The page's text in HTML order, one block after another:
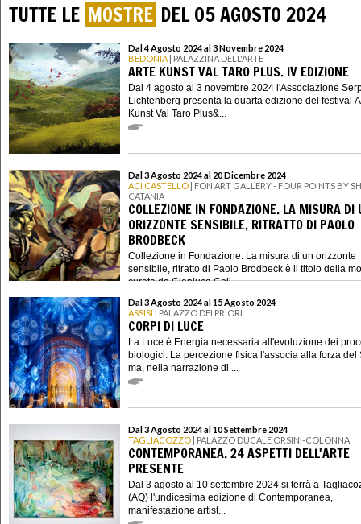
TUTTE LE MOSTRE DEL 05 AGOSTO 2024
Dal 4 Agosto 2024 al 3 Novembre 2024
BEDONIA | PALAZZINA DELL'ARTE
ARTE KUNST VAL TARO PLUS. IV EDIZIONE
Dal 4 agosto al 3 novembre 2024 l'Associazione
Lichtenberg presenta la quarta edizione del festival
Kunst Val Taro Plus&...
Dal 3 Agosto 2024 al 20 Dicembre 2024
ACI CASTELLO | FON ART GALLERY - FOUR POINTS BY
CATANIA
COLLEZIONE IN FONDAZIONE. LA MISURA DI
ORIZZONTE SENSIBILE, RITRATTO DI PAOLO
BRODBECK
Collezione in Fondazione. La misura di un orizzonte
sensibile, ritratto di Paolo Brodbeck è il titolo della
curata da Gianluca Coll...
Dal 3 Agosto 2024 al 15 Agosto 2024
ASSISI | PALAZZO DEI PRIORI
CORPI DI LUCE
La Luce è Energia necessaria all'evoluzione dei
biologici. La percezione fisica l'associa alla forza del
ma, nella narrazione di ...
Dal 3 Agosto 2024 al 10 Settembre 2024
TAGLIACOZZO | PALAZZO DUCALE ORSINI-COLONNA
CONTEMPORANEA. 24 ASPETTI DELL'ARTE
PRESENTE
Dal 3 agosto al 10 settembre 2024 si terrà a
(AQ) l'undicesima edizione di Contemporanea,
manifestazione artist...